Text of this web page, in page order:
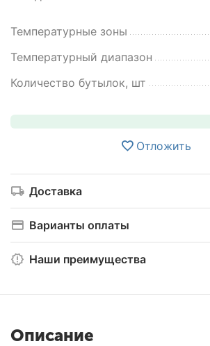
Температурные зоны
Температурный диапазон
Количество бутылок, шт
Отложить
Доставка
Варианты оплаты
Наши преимущества
Описание